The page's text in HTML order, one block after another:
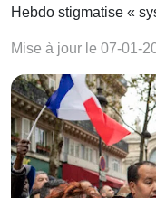
Hebdo stigmatise «
Mise à jour le 07-01-